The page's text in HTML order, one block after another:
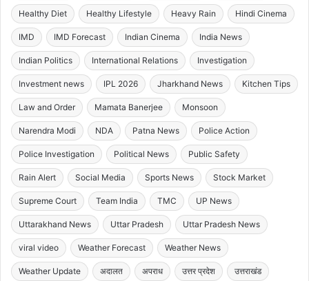
Healthy Diet Healthy Lifestyle Heavy Rain Hindi Cinema
IMD IMD Forecast Indian Cinema India News
Indian Politics International Relations Investigation
Investment news IPL 2026 Jharkhand News Kitchen Tips
Law and Order Mamata Banerjee Monsoon
Narendra Modi NDA Patna News Police Action
Police Investigation Political News Public Safety
Rain Alert Social Media Sports News Stock Market
Supreme Court Team India TMC UP News
Uttarakhand News Uttar Pradesh Uttar Pradesh News
viral video Weather Forecast Weather News
Weather Update अदालत अपराध उत्तर प्रदेश उत्तराखंड